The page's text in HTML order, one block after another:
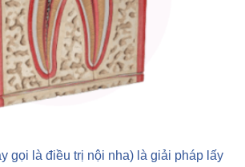
gọi là điều trị nội nha) là giải pháp lấy